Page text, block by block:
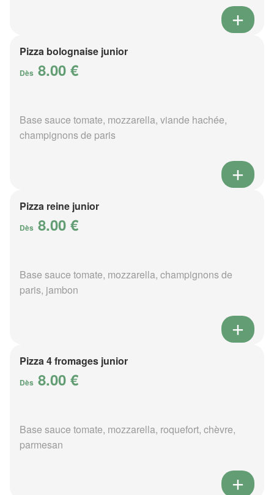
Pizza bolognaise junior
Dès 8.00 €
Base sauce tomate, mozzarella, viande hachée,
champignons de paris
Pizza reine junior
Dès 8.00 €
Base sauce tomate, mozzarella, champignons de
paris, jambon
Pizza 4 fromages junior
Dès 8.00 €
Base sauce tomate, mozzarella, roquefort, chèvre,
parmesan